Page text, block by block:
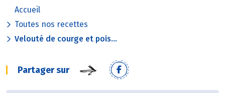
Accueil
Toutes nos recettes
Velouté de courge et pois...
Partager sur